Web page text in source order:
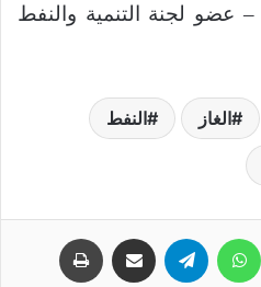
– عضو لجنة التنمية والنفط
الغاز النفط